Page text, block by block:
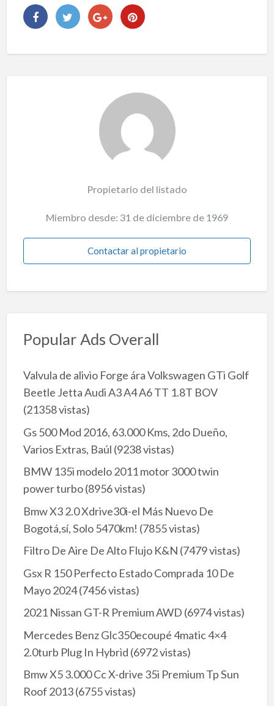
Propietario del listado
Miembro desde: 31 de diciembre de 1969
Contactar al propietario
Popular Ads Overall
Valvula de alivio Forge ára Volkswagen GTi Golf
Beetle Jetta Audi A3 A4 A6 TT 1.8T BOV
(21358 vistas)
Gs 500 Mod 2016, 63.000 Kms, 2do Dueño,
Varios Extras, Baúl (9238 vistas)
BMW 135i modelo 2011 motor 3000 twin
power turbo(8956 vistas)
Bmw X3 2.0 Xdrive30i-el Más Nuevo De
Bogotá,sí, Solo 5470km! (7855 vistas)
Filtro De Aire De Alto Flujo K&N (7479 vistas)
Gsx R 150 Perfecto Estado Comprada 10 De
Mayo 2024(7456 vistas)
2021 Nissan GT-R Premium AWD (6974 vistas)
Mercedes Benz Glc350ecoupé 4matic 4×4
2.0turb Plug In Hybrid (6972 vistas)
Bmw X5 3.000 Cc X-drive 35i Premium Tp Sun
Roof 2013(6755 vistas)